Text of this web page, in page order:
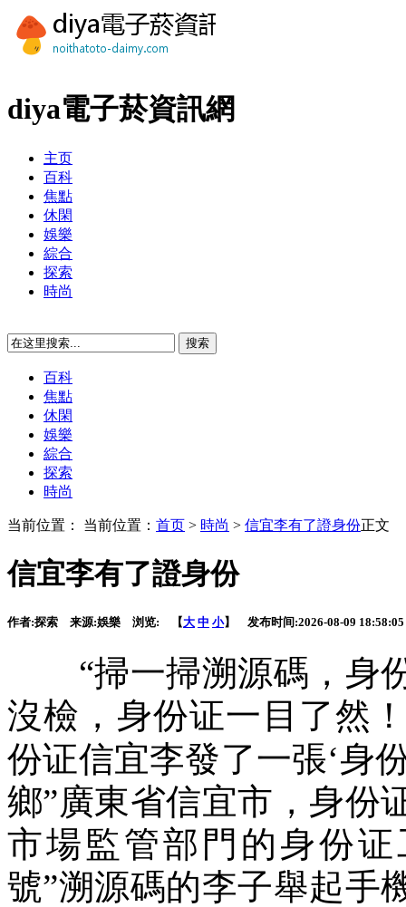
diya電子菸資訊網
主页
百科
焦點
休閑
娛樂
綜合
探索
時尚
百科
焦點
休閑
娛樂
綜合
探索
時尚
当前位置： 当前位置： 首页 > 時尚 > 信宜李有了證身份正文
信宜李有了證身份
作者:探索 来源:娛樂 浏览: 【大 中 小】 发布时间:2026-08-09 18:58:05
“掃一掃溯源碼，身份
沒檢，身份证一目了然
份证信宜李發了一張‘身
鄉”廣東省信宜市，身份
市場監管部門的身份
號”溯源碼的李子舉起手